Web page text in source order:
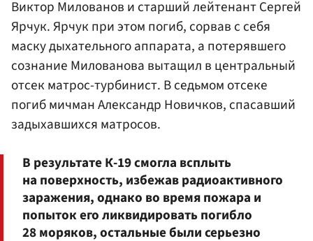
Виктор Милованов и старший лейтенант Сергей
Ярчук. Ярчук при этом погиб, сорвав с себя
маску дыхательного аппарата, а потерявшего
сознание Милованова вытащил в центральный
отсек матрос-турбинист. В седьмом отсеке
погиб мичман Александр Новичков, спасавший
задыхавшихся матросов.
В результате К-19 смогла всплыть
на поверхность, избежав радиоактивного
заражения, однако во время пожара и
попыток его ликвидировать погибло
28 моряков, остальные были серьезно